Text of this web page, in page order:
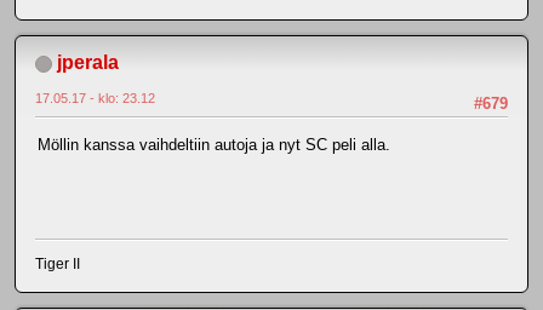
jperala
#679
17.05.17 - klo: 23.12
Möllin kanssa vaihdeltiin autoja ja nyt SC peli alla.
Tiger II